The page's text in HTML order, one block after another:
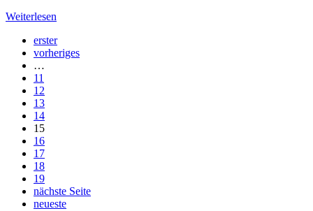
Weiterlesen
erster
vorheriges
…
11
12
13
14
15
16
17
18
19
nächste Seite
neueste